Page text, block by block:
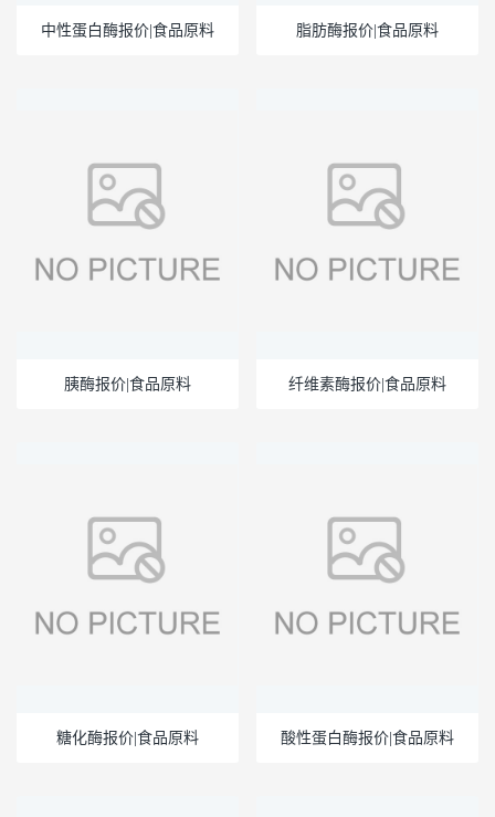
中性蛋白酶报价|食品原料 脂肪酶报价|食品原料
胰酶报价|食品原料 纤维素酶报价|食品原料
糖化酶报价|食品原料 酸性蛋白酶报价|食品原料